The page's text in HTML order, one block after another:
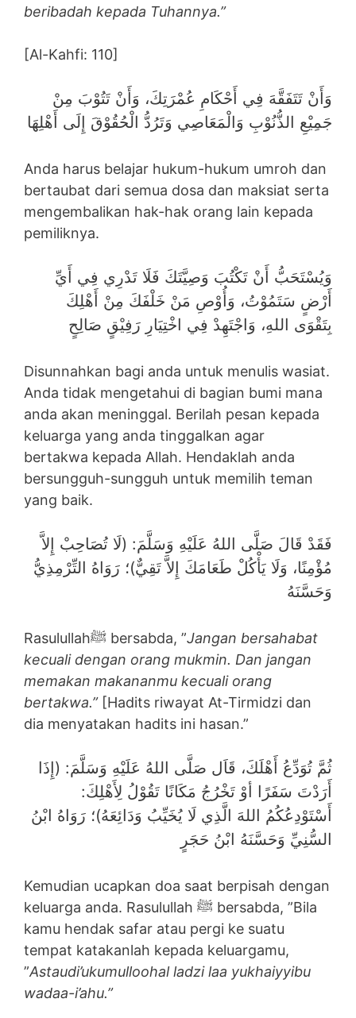
beribadah kepada Tuhannya.”
[Al-Kahfi: 110]
وَأَنْ تَتَفَقَّهَ فِي أَحْكَامِ عُمْرَتِكَ، وَأَنْ تَتُوْبَ مِنْ
جَمِيْعِ الذُّنُوْبِ وَالْمَعَاصِي وَتَرُدُّ الْحُقُوْقَ إِلَى أَهْلِهَا
Anda harus belajar hukum-hukum umroh dan
bertaubat dari semua dosa dan maksiat serta
mengembalikan hak-hak orang lain kepada
pemiliknya.
وَيُسْتَحَبُّ أَنْ تَكْتُبَ وَصِيَّتَكَ فَلَا تَدْرِي فِي أَيِّ
أَرْضٍ سَتَمُوْتُ، وَأُوْصِ مَنْ خَلْفَكَ مِنْ أَهْلِكَ
بِتَقْوَى اللهِ، وَاجْتَهِدْ فِي اخْتِيَارِ رَفِيْقٍ صَالِحٍ
Disunnahkan bagi anda untuk menulis wasiat.
Anda tidak mengetahui di bagian bumi mana
anda akan meninggal. Berilah pesan kepada
keluarga yang anda tinggalkan agar
bertakwa kepada Allah. Hendaklah anda
bersungguh-sungguh untuk memilih teman
yang baik.
فَقَدْ قَالَ صَلَّى اللهُ عَلَيْهِ وَسَلَّمَ: (‌لَا ‌تُصَاحِبْ ‌إِلاَّ
‌مُؤْمِنًا، وَلَا يَأْكُلْ طَعَامَكَ إِلاَّ تَقِيٌّ)؛ رَوَاهُ التِّرْمِذِيُّ
وَحَسَّنَهُ
Rasulullahﷺ bersabda, ”Jangan bersahabat
kecuali dengan orang mukmin. Dan jangan
memakan makananmu kecuali orang
bertakwa.”[Hadits riwayat At-Tirmidzi dan
dia menyatakan hadits ini hasan.”
ثُمَّ تُوَدِّعُ أَهْلَكَ، قَاَل صَلَّى اللهُ عَلَيْهِ وَسَلَّمَ: (إِذَا
أَرَدْتَ سَفَرًا أوْ تَخْرُجُ مَكَانًا تَقُوْلُ لِأَهْلِكَ:
أَسْتَوْدِعُكُمُ اللهَ الَّذِي ‌لَا ‌يُخَيِّبُ ‌وَدَائِعَهُ)؛ رَوَاهُ ابْنُ
السُّنِيِّ وَحَسَّنَهُ ابْنُ حَجَرٍ
Kemudian ucapkan doa saat berpisah dengan
keluarga anda. Rasulullah ﷺ bersabda, ”Bila
kamu hendak safar atau pergi ke suatu
tempat katakanlah kepada keluargamu,
”Astaudi’ukumulloohal ladzi laa yukhaiyyibu
wadaa-i’ahu.”